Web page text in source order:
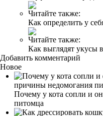
Читайте также:
Как определить у
Читайте также:
Как выглядят укусы
Добавить комментарий
Новое
Почему у кота сопли и
питомца